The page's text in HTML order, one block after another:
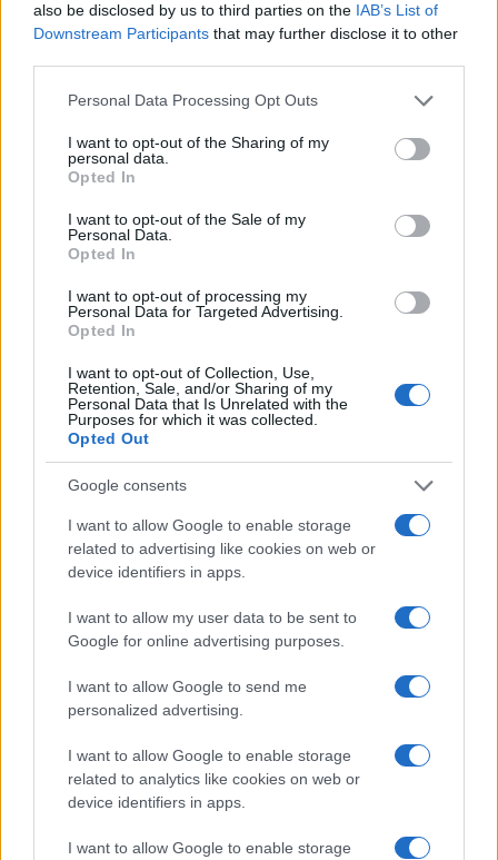
also be disclosed by us to third parties on the IAB’s List of
Downstream Participants that may further disclose it to other
Please note that this website/app uses one or more Google
not limited to your visit or usage behaviour. You may click to
grant or deny consent to Google and its third-party tags to
use your data for below specified purposes in below Google
consent section.
Personal Data Processing Opt Outs
I want to opt-out of the Sharing of my
personal data.
Opted In
I want to opt-out of the Sale of my
Personal Data.
Opted In
I want to opt-out of processing my
Personal Data for Targeted Advertising.
Opted In
I want to opt-out of Collection, Use,
Retention, Sale, and/or Sharing of my
Personal Data that Is Unrelated with the
Purposes for which it was collected.
Opted Out
Google consents
I want to allow Google to enable storage
related to advertising like cookies on web or
device identifiers in apps.
I want to allow my user data to be sent to
Google for online advertising purposes.
I want to allow Google to send me
personalized advertising.
I want to allow Google to enable storage
related to analytics like cookies on web or
device identifiers in apps.
I want to allow Google to enable storage
scattare con un adulto. I più grandi apprezzano
micro-sfide a tempo: raggiungere la fontana in X
raccontare una storia sul luogo. In tutte le fasce
d’età vale il principio delgioco libero
alternato a
momenti guidati: si canalizza l’energia con brevi
Schema-tipo di itinerario zero stress
Un copione facile da replicare prevede: 1) arrivo
con parcheggio o fermata comoda; 2) breve
camminata all’ombra versoarea gioco
bagni e acqua; 4) tratto panoramico con panchine;
5) snack sotto alberi o portico; 6) rientro con
possibilità di taglio corto. Ogni tappa dura meno di
trenta minuti, con una sola attività protagonista per
volta. Così si riducono le sovrapposizioni (gioco +
merenda + foto) che spesso agitano i bambini e
affaticano gli adulti.
Con questo schema, ogni famiglia può adattare
luoghi conombregenerose, servizi
affidabili e
dove anche gli imprevisti diventano gestibili perché
il percorso è stato pensato per respirare e godersi il